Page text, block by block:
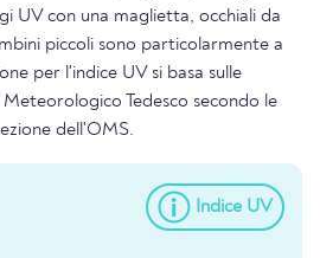
UV con una maglietta, occhiali da
piccoli sono particolarmente a
per l'indice UV si basa sulle
Tedesco secondo le
dell'OMS.
Indice UV